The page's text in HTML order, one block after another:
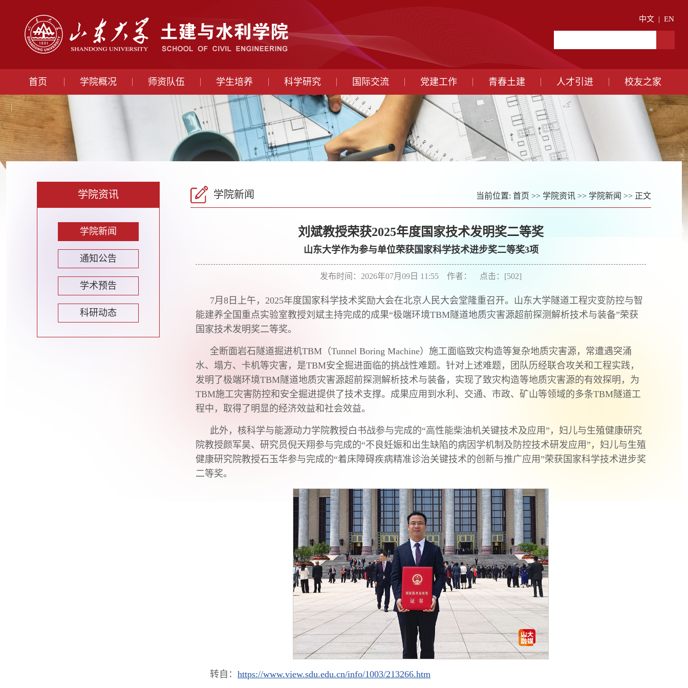
中文 | EN
首页 学院概况 师资队伍 学生培养 科学研究 国际交流 党建工作 青春土建 人才引进 校友之家
学院资讯
学院新闻
通知公告
学术预告
科研动态
学院新闻 当前位置: 首页 >> 学院资讯 >> 学院新闻 >> 正文
刘斌教授荣获2025年度国家技术发明奖二等奖
山东大学作为参与单位荣获国家科学技术进步奖二等奖3项
发布时间：2026年07月09日 11:55 作者： 点击：[502]
7月8日上午，2025年度国家科学技术奖励大会在北京人民大会堂隆重召开。山东大学隧道工程灾变防控与智
能建养全国重点实验室教授刘斌主持完成的成果“极端环境TBM隧道地质灾害源超前探测解析技术与装备”荣获
国家技术发明奖二等奖。
全断面岩石隧道掘进机TBM（Tunnel Boring Machine）施工面临致灾构造等复杂地质灾害源，常遭遇突涌
水、塌方、卡机等灾害，是TBM安全掘进面临的挑战性难题。针对上述难题，团队历经联合攻关和工程实践，
发明了极端环境TBM隧道地质灾害源超前探测解析技术与装备，实现了致灾构造等地质灾害源的有效探明，为
TBM施工灾害防控和安全掘进提供了技术支撑。成果应用到水利、交通、市政、矿山等领域的多条TBM隧道工
程中，取得了明显的经济效益和社会效益。
此外，核科学与能源动力学院教授白书战参与完成的“高性能柴油机关键技术及应用”，妇儿与生殖健康研究
院教授颜军昊、研究员倪天翔参与完成的“不良妊娠和出生缺陷的病因学机制及防控技术研发应用”，妇儿与生殖
健康研究院教授石玉华参与完成的“着床障碍疾病精准诊治关键技术的创新与推广应用”荣获国家科学技术进步奖
二等奖。
转自： https://www.view.sdu.edu.cn/info/1003/213266.htm